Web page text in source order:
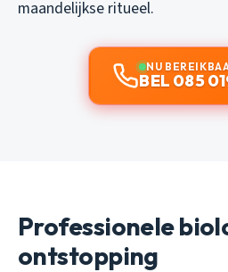
maandelijkse ritueel.
NU
BEL 085
Professionele
ontstopping